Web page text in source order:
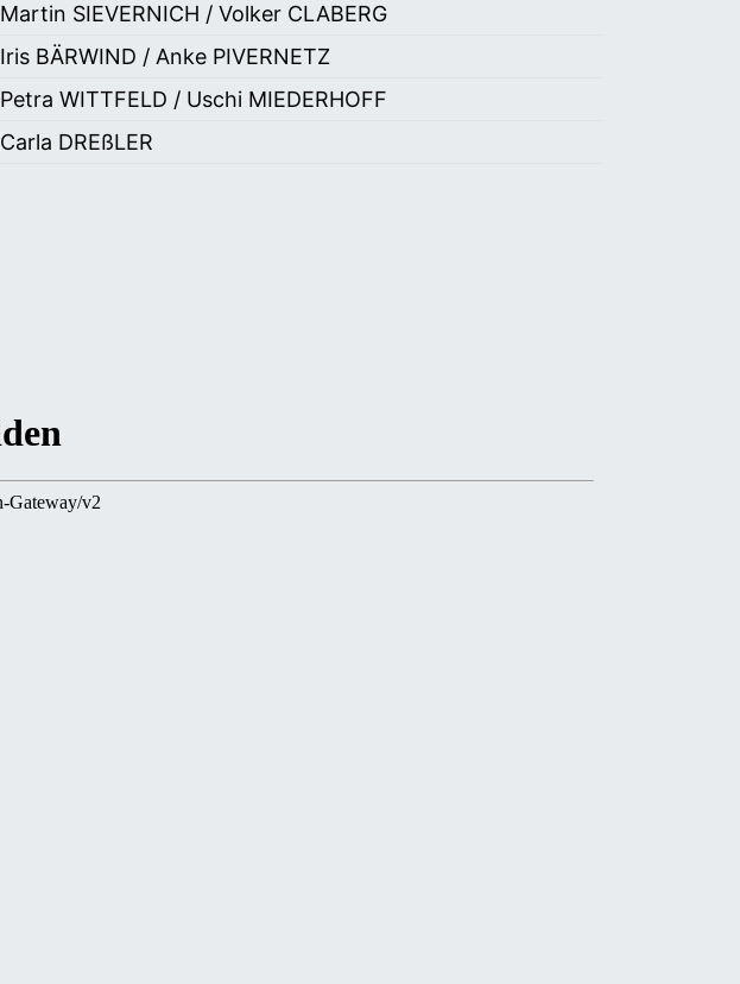
Martin SIEVERNICH / Volker CLABERG
Iris BÄRWIND / Anke PIVERNETZ
Petra WITTFELD / Uschi MIEDERHOFF
Carla DREßLER